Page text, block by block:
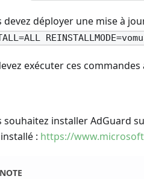
devez déployer une mise à
exécuter ces
souhaitez installer AdGuard
: https://
NOTE